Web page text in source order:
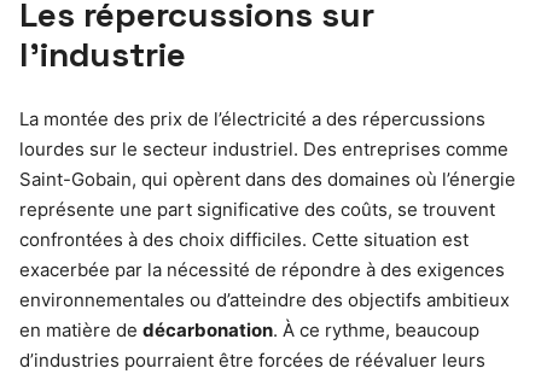
Les répercussions sur
l’industrie
La montée des prix de l’électricité a des répercussions
lourdes sur le secteur industriel. Des entreprises comme
Saint-Gobain, qui opèrent dans des domaines où l’énergie
représente une part significative des coûts, se trouvent
confrontées à des choix difficiles. Cette situation est
exacerbée par la nécessité de répondre à des exigences
environnementales ou d’atteindre des objectifs ambitieux
en matière de décarbonation. À ce rythme, beaucoup
d’industries pourraient être forcées de réévaluer leurs